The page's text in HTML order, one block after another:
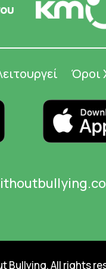
Όροι
Bullying. All rights